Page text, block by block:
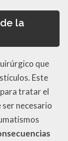
la
que
Este
tratar el
necesario